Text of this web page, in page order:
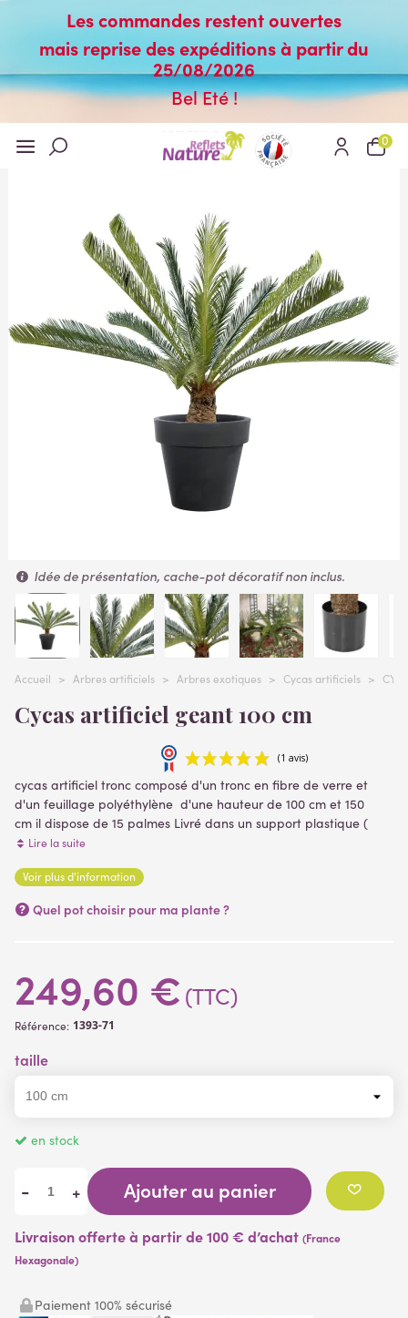
Les commandes restent ouvertes
mais reprise des expéditions à partir du
25/08/2026
Bel Eté !
0
Idée de présentation, cache-pot décoratif non inclus.
Accueil > Arbres artificiels > Arbres exotiques > Cycas artificiels >
Cycas artificiel geant 100 cm
cycas artificiel tronc composé d'un tronc en fibre de verre et
d'un feuillage polyéthylène d'une hauteur de 100 cm et 150
cm il dispose de 15 palmes Livré dans un support plastique (
plantes artificielles )
Lire la suite
Voir plus d'information
Quel pot choisir pour ma plante ?
249,60 € (TTC)
Référence: 1393-71
taille
en stock
- + Ajouter au panier
Livraison offerte à partir de 100 € d’achat (France
Hexagonale)
Paiement 100% sécurisé